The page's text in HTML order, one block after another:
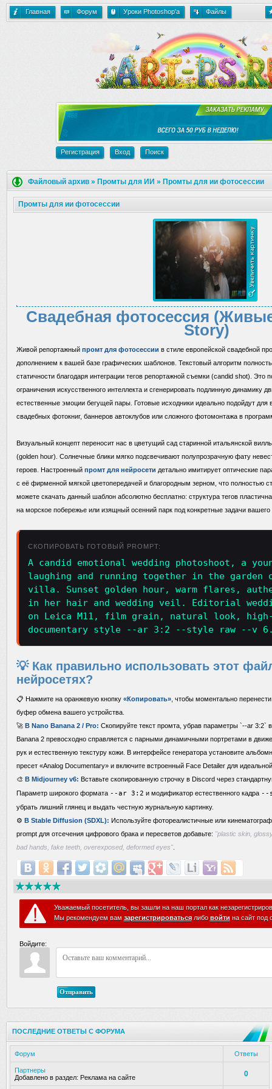
Главная Форум Уроки Photoshop'a Файлы
Регистрация Вход Поиск
Файловый архив » Промты для ИИ » Промты для ии фотосессии
Промты для ии фотосессии
Свадебная фотосессия
Story)
Живой репортажный промт для фотосессии в стиле европейской свадебной
дополнением к вашей базе графических шаблонов. Текстовый алгоритм
статичности благодаря интеграции тегов репортажной съемки (candid shot).
ограничения искусственного интеллекта и сгенерировать подлинную динамику
естественные эмоции бегущей пары. Готовые исходники идеально подойдут для
свадебных фотокниг, баннеров автоклубов или сложного фотомонтажа в
Визуальный концепт переносит нас в цветущий сад старинной итальянской
(golden hour). Солнечные блики мягко подсвечивают полупрозрачную фату
героев. Настроенный промт для нейросети детально имитирует оптические
с её фирменной мягкой цветопередачей и благородным зерном, что полностью
можете скачать данный шаблон абсолютно бесплатно: структура тегов
на морское побережье или изящный осенний парк под конкретные задачи вашего
СКОПИРОВАТЬ ГОТОВЫЙ PROMPT:
A candid emotional wedding photoshoot, a
laughing and running together in the
villa. Sunset golden hour, warm flares,
in her hair and wedding veil. Editorial
on Leica M11, film grain, natural look, high-
documentary style --ar 3:2 --style raw --v
💡 Как правильно использовать этот
нейросетях?
📋 Нажмите на оранжевую кнопку «Копировать» , чтобы моментально
буфер обмена вашего устройства.
🚀 В Nano Banana 2 / Pro: Скопируйте текст промта, убрав параметры `--ar 3:2`
Banana 2 превосходно справляется с парными динамичными портретами в
рук и естественную текстуру кожи. В интерфейсе генератора установите
пресет «Analog Documentary» и включите встроенный Face Detailer для
🎨 В Midjourney v6: Вставьте скопированную строчку в Discord через
Параметр широкого формата --ar 3:2 и модификатор естественного кадра --
убрать лишний глянец и выдать честную журнальную картинку.
⚙️ В Stable Diffusion (SDXL): Используйте фотореалистичные или
prompt для отсечения цифрового брака и пересветов добавьте: "plastic skin,
bad hands, fake teeth, overexposed, deformed eyes"
Уважаемый посетитель, вы зашли на наш портал как
Мы рекомендуем вам зарегистрироватьсялибо войти на сайт под
Войдите:
Отправить
ПОСЛЕДНИЕ ОТВЕТЫ С ФОРУМА
Форум Ответы
Партнеры
Добавлено в раздел: Реклама на сайте 0